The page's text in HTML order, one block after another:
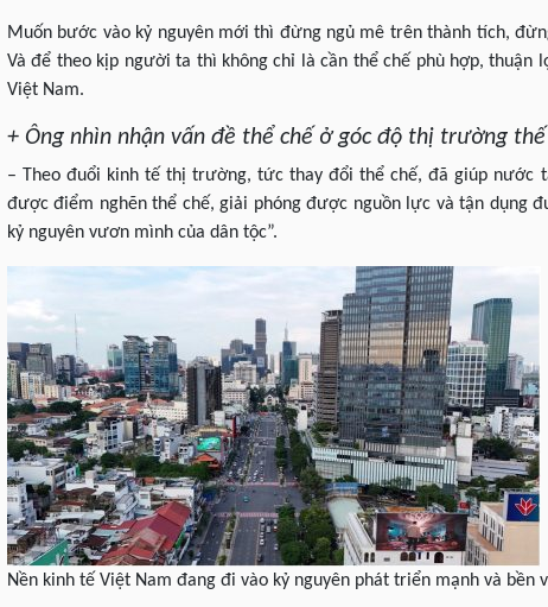
Muốn bước vào kỷ nguyên mới thì đừng ngủ mê trên thành tích,
Và để theo kịp người ta thì không chỉ là cần thể chế phù hợp,
Việt Nam.
+ Ông nhìn nhận vấn đề thể chế ở góc độ thị trường thế
– Theo đuổi kinh tế thị trường, tức thay đổi thể chế, đã giúp nước
được điểm nghẽn thể chế, giải phóng được nguồn lực và tận dụng
kỷ nguyên vươn mình của dân tộc”.
Nền kinh tế Việt Nam đang đi vào kỷ nguyên phát triển mạnh và bền